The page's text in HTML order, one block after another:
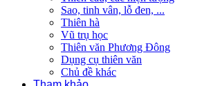
Sao, tinh vân, lỗ đen, ...
Thiên hà
Vũ trụ học
Thiên văn Phương Đông
Dụng cụ thiên văn
Chủ đề khác